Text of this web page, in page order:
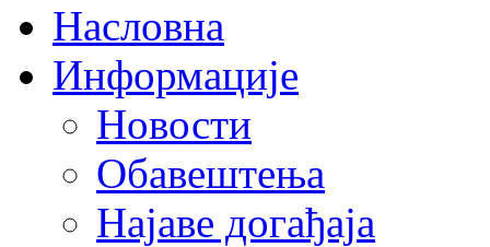
Насловна
Информације
Новости
Обавештења
Најаве догађаја